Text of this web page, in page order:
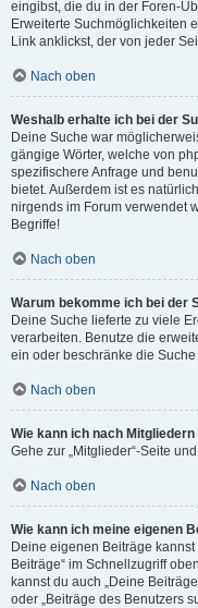
eingibst, die du in der Foren-
Erweiterte Suchmöglichkeiten
Link anklickst, der von jeder
Nach oben
Weshalb erhalte ich bei der
Deine Suche war
gängige Wörter, welche von
spezifischere Anfrage und
bietet. Außerdem ist es
nirgends im Forum verwendet
Begriffe!
Nach oben
Warum bekomme ich bei der
Deine Suche lieferte zu viele
verarbeiten. Benutze die
ein oder beschränke die
Nach oben
Wie kann ich nach
Gehe zur „Mitglieder“-Seite
Nach oben
Wie kann ich meine eigenen
Deine eigenen Beiträge
Beiträge“ im Schnellzugriff
kannst du auch „Deine
oder „Beiträge des Benutzers